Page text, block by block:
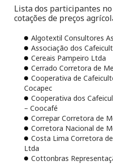
Lista dos participantes
cotações de preços
Algotextil Consultores
Associação dos
Cereais Pampeiro Ltda
Cerrado Corretora de
Cooperativa de
Cocapec
Cooperativa dos
– Coocafé
Correpar Corretora de
Corretora Nacional de
Costa Lima Corretora
Ltda
Cottonbras